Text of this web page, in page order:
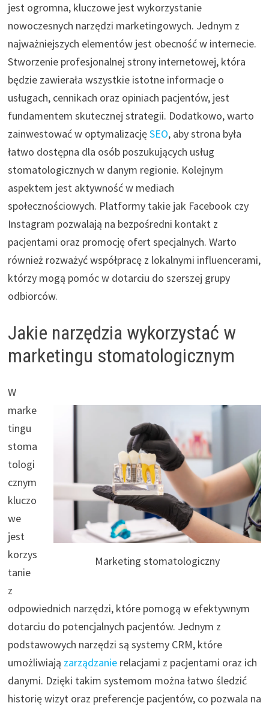
jest ogromna, kluczowe jest wykorzystanie
nowoczesnych narzędzi marketingowych. Jednym z
najważniejszych elementów jest obecność w internecie.
Stworzenie profesjonalnej strony internetowej, która
będzie zawierała wszystkie istotne informacje o
usługach, cennikach oraz opiniach pacjentów, jest
fundamentem skutecznej strategii. Dodatkowo, warto
zainwestować w optymalizacjęSEO, aby strona była
łatwo dostępna dla osób poszukujących usług
stomatologicznych w danym regionie. Kolejnym
aspektem jest aktywność w mediach
społecznościowych. Platformy takie jak Facebook czy
Instagram pozwalają na bezpośredni kontakt z
pacjentami oraz promocję ofert specjalnych. Warto
również rozważyć współpracę z lokalnymi influencerami,
którzy mogą pomóc w dotarciu do szerszej grupy
odbiorców.
Jakie narzędzia wykorzystać w
marketingu stomatologicznym
Marketing stomatologiczny
W
marke
tingu
stoma
tologi
cznym
kluczo
we
jest
korzys
tanie
z
odpowiednich narzędzi, które pomogą w efektywnym
dotarciu do potencjalnych pacjentów. Jednym z
podstawowych narzędzi są systemy CRM, które
umożliwiają zarządzanierelacjami z pacjentami oraz ich
danymi. Dzięki takim systemom można łatwo śledzić
historię wizyt oraz preferencje pacjentów, co pozwala na